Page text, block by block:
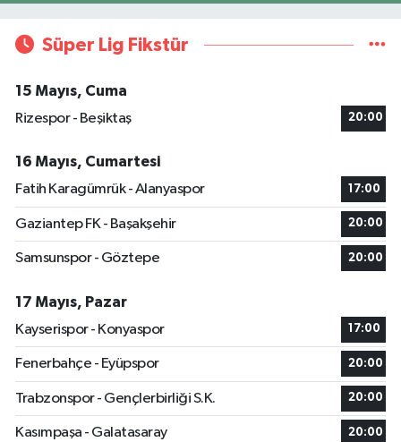
Süper Lig Fikstür
15 Mayıs, Cuma
Rizespor - Beşiktaş
20:00
16 Mayıs, Cumartesi
Fatih Karagümrük - Alanyaspor
17:00
Gaziantep FK - Başakşehir 20:00
Samsunspor - Göztepe 20:00
17 Mayıs, Pazar
Kayserispor - Konyaspor
17:00
Fenerbahçe - Eyüpspor 20:00
Trabzonspor - Gençlerbirliği S.K. 20:00
Kasımpaşa - Galatasaray 20:00